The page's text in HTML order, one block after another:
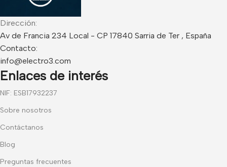
Dirección:
Av de Francia 234 Local - CP 17840 Sarria de Ter , España
Contacto:
info@electro3.com
Enlaces de interés
NIF: ESB17932237
Sobre nosotros
Contáctanos
Blog
Preguntas frecuentes